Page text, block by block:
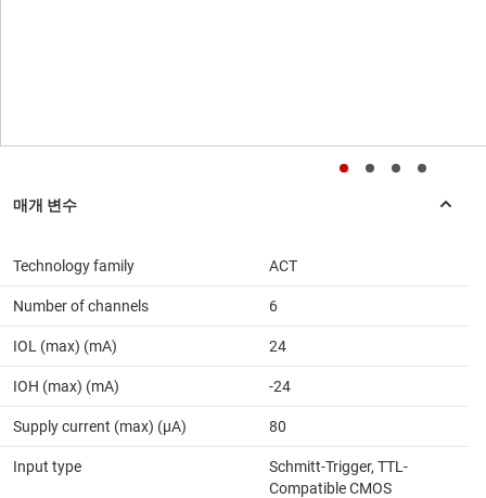
Technology family ACT
Number of channels 6
IOL (max) (mA) 24
IOH (max) (mA) -24
Supply current (max) (µA) 80
Input type
Schmitt-Trigger, TTL-
Compatible CMOS